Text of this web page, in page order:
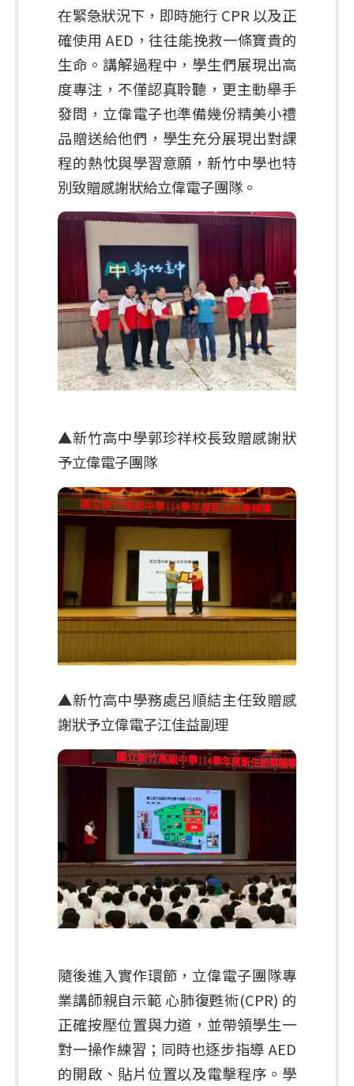
在緊急狀況下，即時施行 CPR 以及正
確使用 AED，往往能挽救一條寶貴的
生命。講解過程中，學生們展現出高
度專注，不僅認真聆聽，更主動舉手
發問，立偉電子也準備幾份精美小禮
品贈送給他們，學生充分展現出對課
程的熱忱與學習意願，新竹中學也特
別致贈感謝狀給立偉電子團隊。
▲新竹高中學郭珍祥校長致贈感謝狀
予立偉電子團隊
▲新竹高中學務處呂順結主任致贈感
謝狀予立偉電子江佳益副理
隨後進入實作環節，立偉電子團隊專
業講師親自示範 心肺復甦術(CPR) 的
正確按壓位置與力道，並帶領學生一
對一操作練習；同時也逐步指導 AED
的開啟、貼片位置以及電擊程序。學